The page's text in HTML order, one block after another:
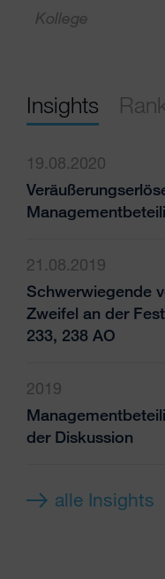
Kollege
Insights
19.08.2020
21.08.2019
Schwerwiegende
Zweifel an der
233, 238 AO
2019
der Diskussion
alle Insights